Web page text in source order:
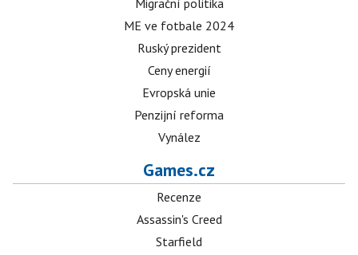
Migrační politika
ME ve fotbale 2024
Ruský prezident
Ceny energií
Evropská unie
Penzijní reforma
Vynález
Games.cz
Recenze
Assassin's Creed
Starfield